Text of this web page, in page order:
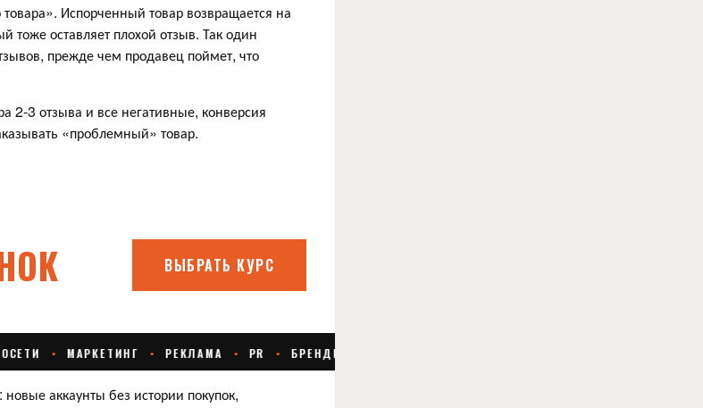
Испорченный товар возвращается на
тоже оставляет плохой отзыв. Так один
прежде чем продавец поймет, что
2-3 отзыва и все негативные, конверсия
«проблемный» товар.
аккаунты без истории покупок,